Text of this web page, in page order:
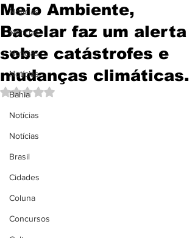
Notícias
Notícias
Notícias
Notícias
Bahia
Notícias
Notícias
Brasil
Cidades
Coluna
Concursos
Meio Ambiente,
Bacelar faz um alerta
sobre catástrofes e
mudanças climáticas.
Avaliado com NaN de 5 estrelas.